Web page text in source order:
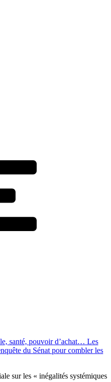
santé, pouvoir d’achat… Les
du Sénat pour combler les
sur les « inégalités systémiques